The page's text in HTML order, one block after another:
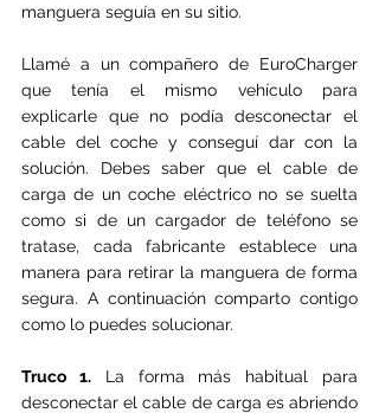
manguera seguía en su sitio.
Llamé a un compañero de EuroCharger
que tenía el mismo vehículo para
explicarle que no podía desconectar el
cable del coche y conseguí dar con la
solución. Debes saber que el cable de
carga de un coche eléctrico no se suelta
como si de un cargador de teléfono se
tratase, cada fabricante establece una
manera para retirar la manguera de forma
segura. A continuación comparto contigo
como lo puedes solucionar.
Truco 1. La forma más habitual para
desconectar el cable de carga es abriendo